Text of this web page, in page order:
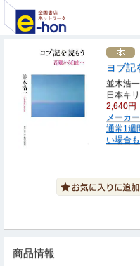
ヨブ
並木浩
日本キ
2,640円
メーカ
通常1週
い場合
商品情報